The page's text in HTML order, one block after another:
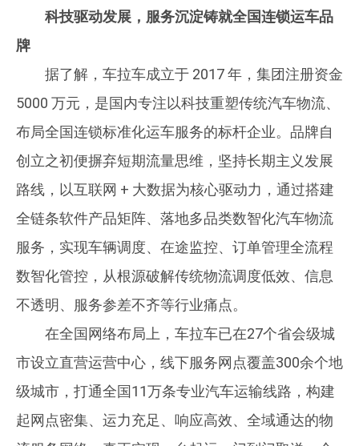
科技驱动发展，服务沉淀铸就全国连锁运车品
牌
据了解，车拉车成立于 2017 年，集团注册资金
5000 万元，是国内专注以科技重塑传统汽车物流、
布局全国连锁标准化运车服务的标杆企业。品牌自
创立之初便摒弃短期流量思维，坚持长期主义发展
路线，以互联网 + 大数据为核心驱动力，通过搭建
全链条软件产品矩阵、落地多品类数智化汽车物流
服务，实现车辆调度、在途监控、订单管理全流程
数智化管控，从根源破解传统物流调度低效、信息
不透明、服务参差不齐等行业痛点。
在全国网络布局上，车拉车已在27个省会级城
市设立直营运营中心，线下服务网点覆盖300余个地
级城市，打通全国11万条专业汽车运输线路，构建
起网点密集、运力充足、响应高效、全域通达的物